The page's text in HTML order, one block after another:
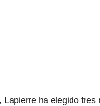
ha elegido